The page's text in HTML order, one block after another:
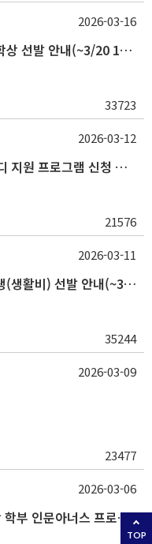
2026년 동아시아 연구논문 학봉장학상 선발 안내(~3/20 10:00)
33723
2026-03-16
인문학 원전 강독 및 자유주제 스터디 지원 프로그램 신청 안내
21576
2026-03-12
2026학년도 유한재단 대학생 장학생(생활비) 선발 안내(~3/16 10:00)
35244
2026-03-11
23477
2026-03-09
★기한연장★2026-1학기 인문대학 학부 인문아너스 프로그램 시행 알림(~3/20
2026-03-06
TOP